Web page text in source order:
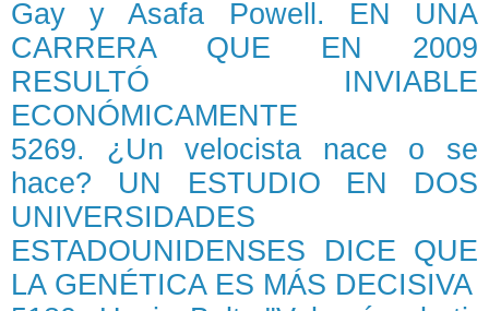
Gay y Asafa Powell. EN UNA
CARRERA QUE EN 2009
RESULTÓ INVIABLE
ECONÓMICAMENTE
5269. ¿Un velocista nace o se
hace? UN ESTUDIO EN DOS
UNIVERSIDADES
ESTADOUNIDENSES DICE QUE
LA GENÉTICA ES MÁS DECISIVA